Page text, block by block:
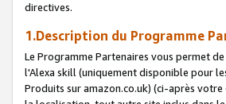
directives.
1.Description du Programme
Le Programme Partenaires vous permet
l'Alexa skill (uniquement disponible pour
Produits sur amazon.co.uk) (ci-après votre